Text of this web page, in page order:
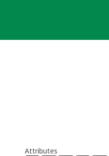
Attributes